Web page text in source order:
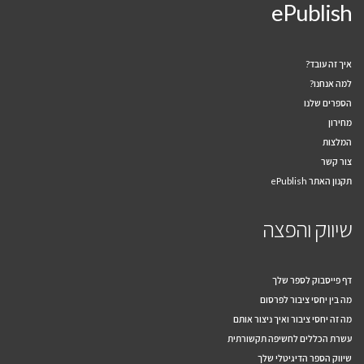
ePublish
איך זה עובד?
למה אנחנו?
הספרים שלנו
מחירון
המלצות
צור קשר
תקנון האתר ePublish
שיווק והפצה
דף פייסבוק לספר שלך
מה בין יחסי ציבור לפרסום
מה זה יחסי ציבור ואיך ניצור אותם
עשרת הכללים לחשיפה תקשורתית
שיווק הספר הדיגיטלי שלך